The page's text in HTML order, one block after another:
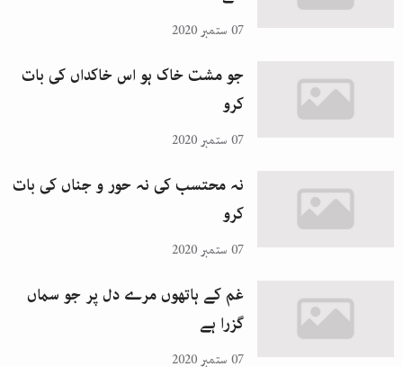
07 ستمبر 2020
جو مشت خاک ہو اس خاکداں کی بات
کرو
07 ستمبر 2020
نہ محتسب کی نہ حور و جناں کی بات
کرو
07 ستمبر 2020
غم کے ہاتھوں مرے دل پر جو سماں
گزرا ہے
07 ستمبر 2020